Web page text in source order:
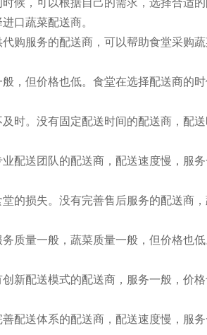
候，可以根据自己的需求，选择合适
口蔬菜配送商。
购服务的配送商，可以帮助食堂采购
，但价格也低。食堂在选择配送商的
时。没有固定配送时间的配送商，配
配送团队的配送商，配送速度慢，服
的损失。没有完善售后服务的配送商
质量一般，蔬菜质量一般，但价格也
新配送模式的配送商，服务一般，价
配送体系的配送商，配送速度慢，服